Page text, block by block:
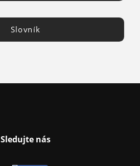
Slovník
Sledujte nás